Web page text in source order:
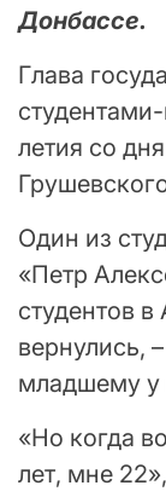
Донбассе.
Глава
летия со
Один из
«Петр
студентов
вернулись,
младшему у
«Но когда
лет, мне